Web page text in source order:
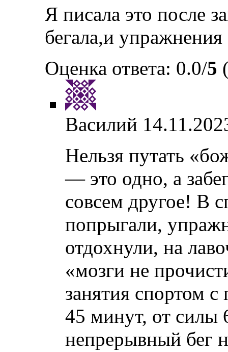
Я писала это после
бегала,и
Оценка ответа: 0.0/5
Василий
Нельзя путать
— это одно, а
совсем другое! В
попрыгали,
отдохнули, на
«мозги не
занятия спортом
45 минут, от
непрерывный бег